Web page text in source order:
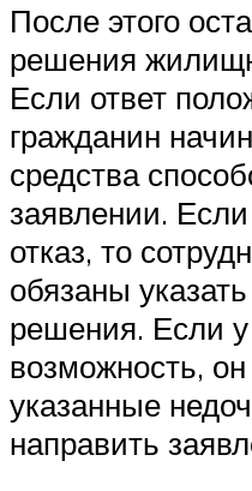
После этого
решения
Если ответ
гражданин
средства
заявлении.
отказ, то
обязаны
решения. Если
возможность,
указанные
направить